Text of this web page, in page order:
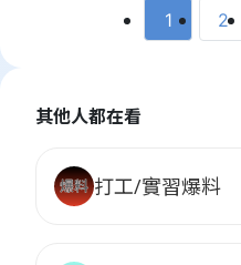
其他人都在看
打工/實習爆料
1 2